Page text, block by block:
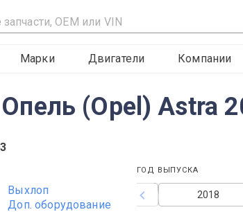
Марки Двигатели Компании
(Opel) Astra
Выхлоп
Доп. оборудование
ГОД ВЫПУСКА
2018
2016